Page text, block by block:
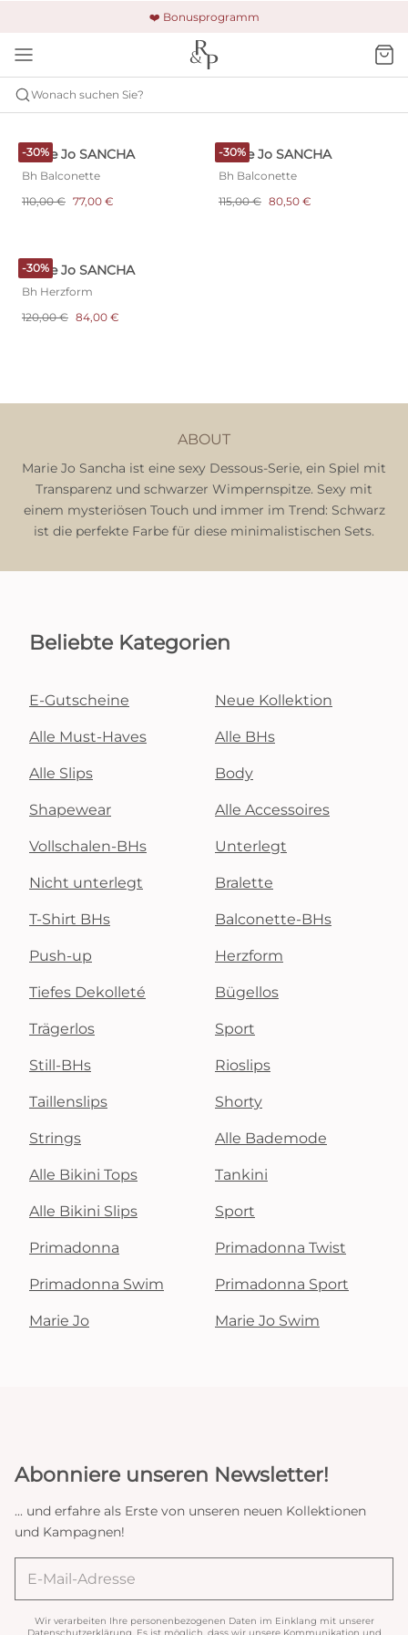
❤️ Bonusprogramm
🚚 Kostenloser Versand und Rückgabe
🔒 Gesicherte Zahlung
Wonach suchen Sie?
SANCHA
-30%
Marie Jo SANCHA
Bh Balconette
110,00 € 77,00 €
-30%
Marie Jo SANCHA
Bh Balconette
115,00 € 80,50 €
-30%
Marie Jo SANCHA
Bh Herzform
120,00 € 84,00 €
ABOUT
Marie Jo Sancha ist eine sexy Dessous-Serie, ein Spiel mit
Transparenz und schwarzer Wimpernspitze. Sexy mit
einem mysteriösen Touch und immer im Trend: Schwarz
ist die perfekte Farbe für diese minimalistischen Sets.
Beliebte Kategorien
E-Gutscheine Neue Kollektion
Alle Must-Haves Alle BHs
Alle Slips Body
Shapewear Alle Accessoires
Vollschalen-BHs Unterlegt
Nicht unterlegt Bralette
T-Shirt BHs Balconette-BHs
Push-up Herzform
Tiefes Dekolleté Bügellos
Trägerlos Sport
Still-BHs Rioslips
Taillenslips Shorty
Strings Alle Bademode
Alle Bikini Tops Tankini
Alle Bikini Slips Sport
Primadonna Primadonna Twist
Primadonna Swim Primadonna Sport
Marie Jo Marie Jo Swim
Abonniere unseren Newsletter!
... und erfahre als Erste von unseren neuen Kollektionen
und Kampagnen!
Wir verarbeiten Ihre personenbezogenen Daten im Einklang mit unserer
Datenschutzerklärung . Es ist möglich, dass wir unsere Kommunikation und